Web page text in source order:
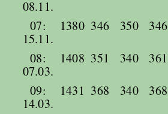
08.11.
07:
15.11.
1380 346 350 346
08:
07.03.
1408 351 340 361
09:
14.03.
1431 368 340 368